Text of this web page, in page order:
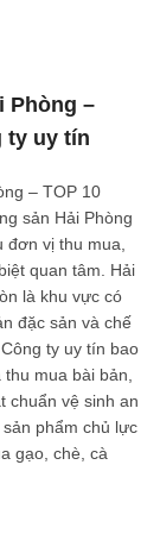
Phòng –
ty uy tín
– TOP 10
sản Hải Phòng
vị thu mua,
quan tâm. Hải
là khu vực có
đặc sản và chế
ty uy tín bao
mua bài bản,
chuẩn vệ sinh an
phẩm chủ lực
gạo, chè, cà